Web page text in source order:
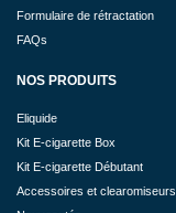
Formulaire de rétractation
FAQs
NOS PRODUITS
Eliquide
Kit E-cigarette Box
Kit E-cigarette Débutant
Accessoires et clearomiseurs